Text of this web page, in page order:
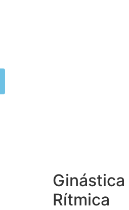
Ginástica
Rítmica